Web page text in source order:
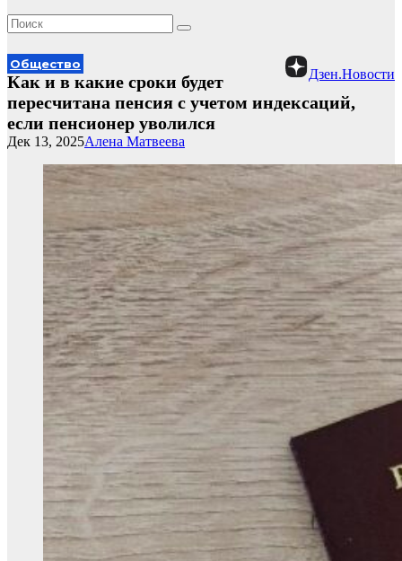
Дзен.Новости
Общество
Как и в какие сроки будет
пересчитана пенсия с учетом индексаций,
если пенсионер уволился
Алена Матвеева
Дек 13, 2025